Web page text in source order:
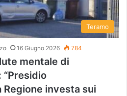
Teramo
16 Giugno 2026 784
mentale di
“Presidio
investa sui